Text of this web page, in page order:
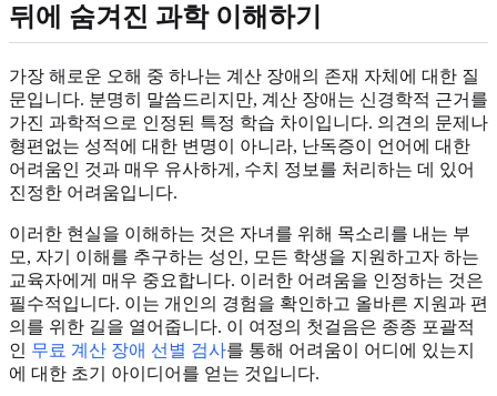
뒤에 숨겨진 과학 이해하기
가장 해로운 오해 중 하나는 계산 장애의 존재 자체에 대한 질
문입니다. 분명히 말씀드리지만, 계산 장애는 신경학적 근거를
가진 과학적으로 인정된 특정 학습 차이입니다. 의견의 문제나
형편없는 성적에 대한 변명이 아니라, 난독증이 언어에 대한
어려움인 것과 매우 유사하게, 수치 정보를 처리하는 데 있어
진정한 어려움입니다.
이러한 현실을 이해하는 것은 자녀를 위해 목소리를 내는 부
모, 자기 이해를 추구하는 성인, 모든 학생을 지원하고자 하는
교육자에게 매우 중요합니다. 이러한 어려움을 인정하는 것은
필수적입니다. 이는 개인의 경험을 확인하고 올바른 지원과 편
의를 위한 길을 열어줍니다. 이 여정의 첫걸음은 종종 포괄적
인 무료 계산 장애 선별 검사를 통해 어려움이 어디에 있는지
에 대한 초기 아이디어를 얻는 것입니다.